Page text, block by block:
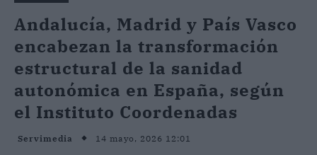
Andalucía, Madrid y País Vasco
encabezan la transformación
estructural de la sanidad
autonómica en España, según
el Instituto Coordenadas
Servimedia 14 mayo, 2026 12:01